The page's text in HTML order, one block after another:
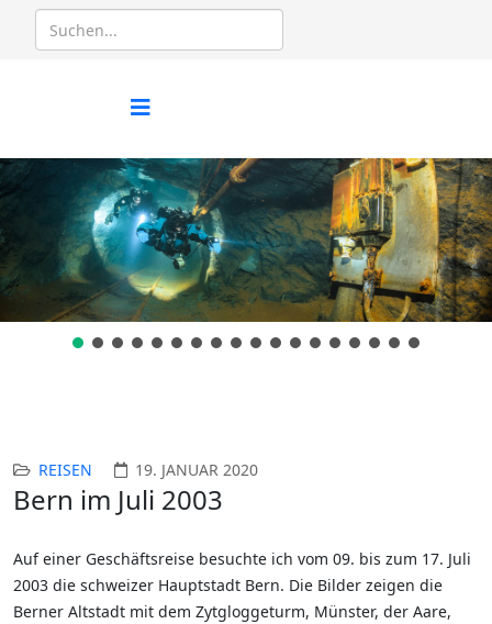
REISEN 19. JANUAR 2020
Bern im Juli 2003
Auf einer Geschäftsreise besuchte ich vom 09. bis zum 17. Juli
2003 die schweizer Hauptstadt Bern. Die Bilder zeigen die
Berner Altstadt mit dem Zytgloggeturm, Münster, der Aare,